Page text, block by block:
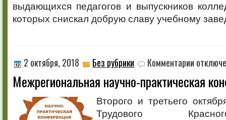
выдающихся педагогов и выпускников
которых снискал добрую славу учебному
2 октября, 2018 Без рубрики Комментарии записи
научно-
Межрегиональная научно-практическая
Второго и третьего
Трудового